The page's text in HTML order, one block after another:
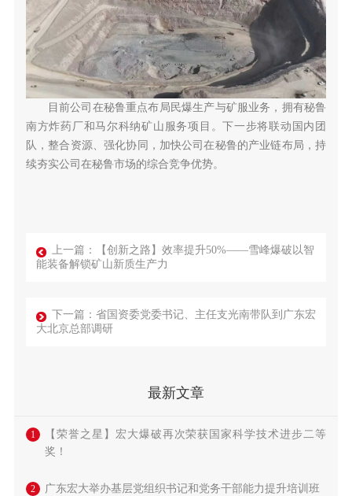
目前公司在秘鲁重点布局民爆生产与矿服业务，拥有秘鲁
南方炸药厂和马尔科纳矿山服务项目。下一步将联动国内团
队，整合资源、强化协同，加快公司在秘鲁的产业链布局，持
续夯实公司在秘鲁市场的综合竞争优势。
上一篇：【创新之路】效率提升50%——雪峰爆破以智
能装备解锁矿山新质生产力
下一篇：省国资委党委书记、主任支光南带队到广东宏
大北京总部调研
最新文章
1
【荣誉之星】宏大爆破再次荣获国家科学技术进步二等
奖！
2 广东宏大举办基层党组织书记和党务干部能力提升培训班